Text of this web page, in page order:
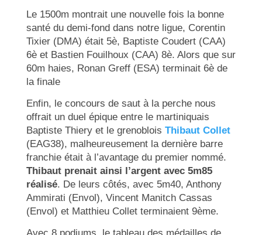
Le 1500m montrait une nouvelle fois la bonne
santé du demi-fond dans notre ligue, Corentin
Tixier (DMA) était 5è, Baptiste Coudert (CAA)
6è et Bastien Fouilhoux (CAA) 8è. Alors que sur
60m haies, Ronan Greff (ESA) terminait 6è de
la finale
Enfin, le concours de saut à la perche nous
offrait un duel épique entre le martiniquais
Baptiste Thiery et le grenoblois Thibaut Collet
(EAG38), malheureusement la dernière barre
franchie était à l’avantage du premier nommé.
Thibaut prenait ainsi l’argent avec 5m85
réalisé. De leurs côtés, avec 5m40, Anthony
Ammirati (Envol), Vincent Manitch Cassas
(Envol) et Matthieu Collet terminaient 9ème.
Avec 8 podiums, le tableau des médailles de